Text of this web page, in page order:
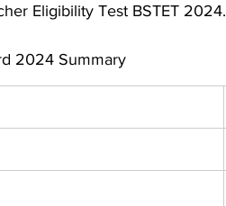
Eligibility Test BSTET 2024.
2024 Summary